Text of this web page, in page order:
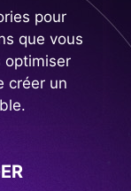
pour
que vous
optimiser
créer un